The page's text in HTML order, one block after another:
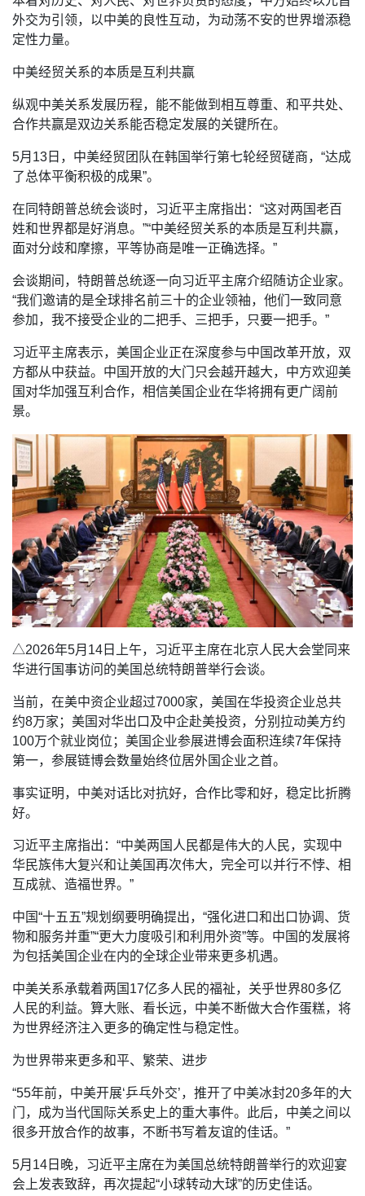
外交为引领，以中美的良性互动，为动荡不安的世界增添稳
定性力量。
中美经贸关系的本质是互利共赢
纵观中美关系发展历程，能不能做到相互尊重、和平共处、
合作共赢是双边关系能否稳定发展的关键所在。
5月13日，中美经贸团队在韩国举行第七轮经贸磋商，“达成
了总体平衡积极的成果”。
在同特朗普总统会谈时，习近平主席指出：“这对两国老百
姓和世界都是好消息。”“中美经贸关系的本质是互利共赢，
面对分歧和摩擦，平等协商是唯一正确选择。”
会谈期间，特朗普总统逐一向习近平主席介绍随访企业家。
“我们邀请的是全球排名前三十的企业领袖，他们一致同意
参加，我不接受企业的二把手、三把手，只要一把手。”
习近平主席表示，美国企业正在深度参与中国改革开放，双
方都从中获益。中国开放的大门只会越开越大，中方欢迎美
国对华加强互利合作，相信美国企业在华将拥有更广阔前
景。
△2026年5月14日上午，习近平主席在北京人民大会堂同来
华进行国事访问的美国总统特朗普举行会谈。
当前，在美中资企业超过7000家，美国在华投资企业总共
约8万家；美国对华出口及中企赴美投资，分别拉动美方约
100万个就业岗位；美国企业参展进博会面积连续7年保持
第一，参展链博会数量始终位居外国企业之首。
事实证明，中美对话比对抗好，合作比零和好，稳定比折腾
好。
习近平主席指出：“中美两国人民都是伟大的人民，实现中
华民族伟大复兴和让美国再次伟大，完全可以并行不悖、相
互成就、造福世界。”
中国“十五五”规划纲要明确提出，“强化进口和出口协调、货
物和服务并重”“更大力度吸引和利用外资”等。中国的发展将
为包括美国企业在内的全球企业带来更多机遇。
中美关系承载着两国17亿多人民的福祉，关乎世界80多亿
人民的利益。算大账、看长远，中美不断做大合作蛋糕，将
为世界经济注入更多的确定性与稳定性。
为世界带来更多和平、繁荣、进步
“55年前，中美开展‘乒乓外交’，推开了中美冰封20多年的大
门，成为当代国际关系史上的重大事件。此后，中美之间以
很多开放合作的故事，不断书写着友谊的佳话。”
5月14日晚，习近平主席在为美国总统特朗普举行的欢迎宴
会上发表致辞，再次提起“小球转动大球”的历史佳话。